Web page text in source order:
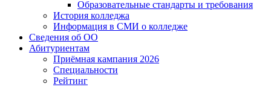
Образовательные стандарты и требования
История колледжа
Информация в СМИ о колледже
Сведения об ОО
Абитуриентам
Приёмная кампания 2026
Специальности
Рейтинг